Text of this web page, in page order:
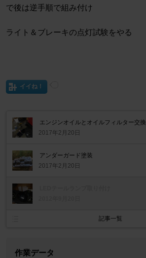
で後は逆手順で組み付け
ライト＆ブレーキの点灯試験をやる
イイね！
エンジンオイルとオイルフィルター交換
2017年2月20日
アンダーガード塗装
2017年2月20日
記事一覧
作業データ